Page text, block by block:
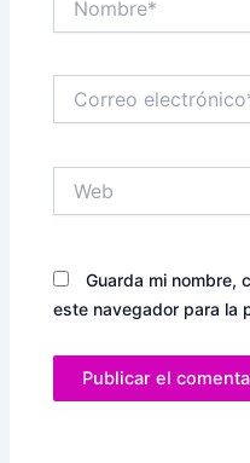
electrónico*
Guarda mi nombre,
este navegador para la